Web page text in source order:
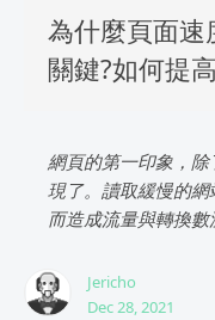
為什麼頁面速
關鍵?如何提
網頁的第一印象，
現了。讀取緩慢的
而造成流量與轉換數
Jericho
Dec 28, 2021